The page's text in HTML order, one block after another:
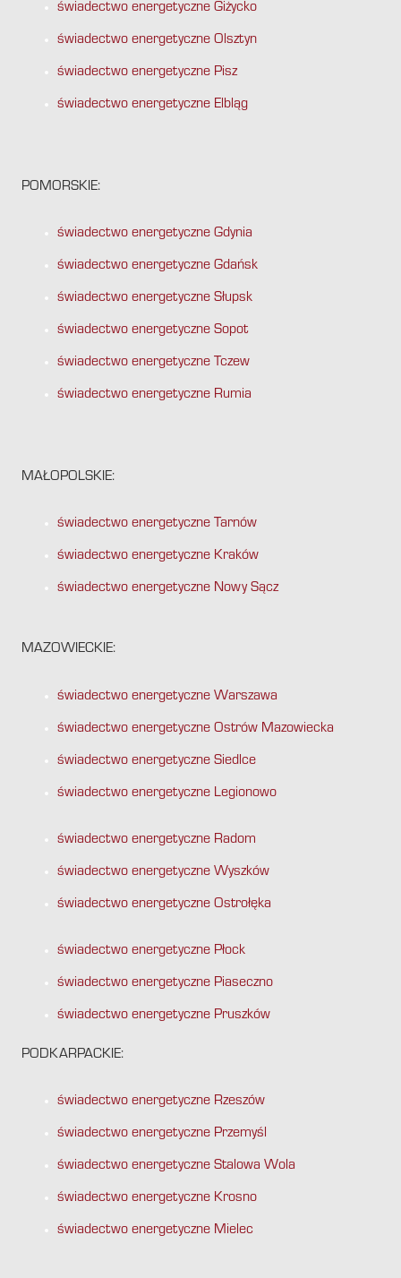
świadectwo energetyczne Giżycko
świadectwo energetyczne Olsztyn
świadectwo energetyczne Pisz
świadectwo energetyczne Elbląg
POMORSKIE:
świadectwo energetyczne Gdynia
świadectwo energetyczne Gdańsk
świadectwo energetyczne Słupsk
świadectwo energetyczne Sopot
świadectwo energetyczne Tczew
świadectwo energetyczne Rumia
MAŁOPOLSKIE:
świadectwo energetyczne Tarnów
świadectwo energetyczne Kraków
świadectwo energetyczne Nowy Sącz
MAZOWIECKIE:
świadectwo energetyczne Warszawa
świadectwo energetyczne Ostrów Mazowiecka
świadectwo energetyczne Siedlce
świadectwo energetyczne Legionowo
świadectwo energetyczne Radom
świadectwo energetyczne Wyszków
świadectwo energetyczne Ostrołęka
świadectwo energetyczne Płock
świadectwo energetyczne Piaseczno
świadectwo energetyczne Pruszków
PODKARPACKIE:
świadectwo energetyczne Rzeszów
świadectwo energetyczne Przemyśl
świadectwo energetyczne Stalowa Wola
świadectwo energetyczne Krosno
świadectwo energetyczne Mielec